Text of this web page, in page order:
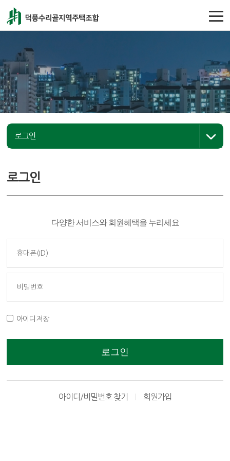
주메뉴 바로가기
컨텐츠 바로가기
로그인
로그인
다양한 서비스와 회원혜택을 누리세요
아이디 저장
로그인
아이디/비밀번호 찾기 회원가입